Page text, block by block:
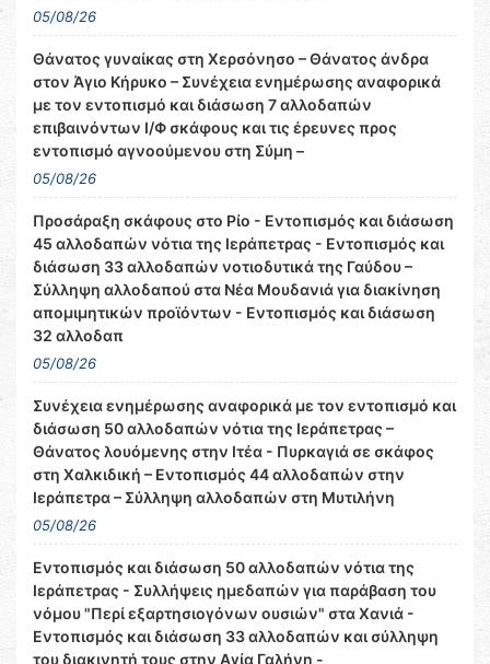
05/08/26
Θάνατος γυναίκας στη Χερσόνησο – Θάνατος άνδρα
στον Άγιο Κήρυκο – Συνέχεια ενημέρωσης αναφορικά
με τον εντοπισμό και διάσωση 7 αλλοδαπών
επιβαινόντων Ι/Φ σκάφους και τις έρευνες προς
εντοπισμό αγνοούμενου στη Σύμη –
05/08/26
Προσάραξη σκάφους στο Ρίο - Εντοπισμός και διάσωση
45 αλλοδαπών νότια της Ιεράπετρας - Εντοπισμός και
διάσωση 33 αλλοδαπών νοτιοδυτικά της Γαύδου –
Σύλληψη αλλοδαπού στα Νέα Μουδανιά για διακίνηση
απομιμητικών προϊόντων - Εντοπισμός και διάσωση
32 αλλοδαπ
05/08/26
Συνέχεια ενημέρωσης αναφορικά με τον εντοπισμό και
διάσωση 50 αλλοδαπών νότια της Ιεράπετρας –
Θάνατος λουόμενης στην Ιτέα - Πυρκαγιά σε σκάφος
στη Χαλκιδική – Εντοπισμός 44 αλλοδαπών στην
Ιεράπετρα – Σύλληψη αλλοδαπών στη Μυτιλήνη
05/08/26
Εντοπισμός και διάσωση 50 αλλοδαπών νότια της
Ιεράπετρας - Συλλήψεις ημεδαπών για παράβαση του
νόμου "Περί εξαρτησιογόνων ουσιών" στα Χανιά -
Εντοπισμός και διάσωση 33 αλλοδαπών και σύλληψη
του διακινητή τους στην Αγία Γαλήνη -